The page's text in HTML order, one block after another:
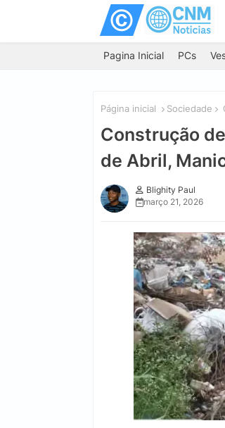
Pagina Inicial PCs
Página inicial Sociedade
Construção
de Abril,
Blighity Paul
março 21, 2026